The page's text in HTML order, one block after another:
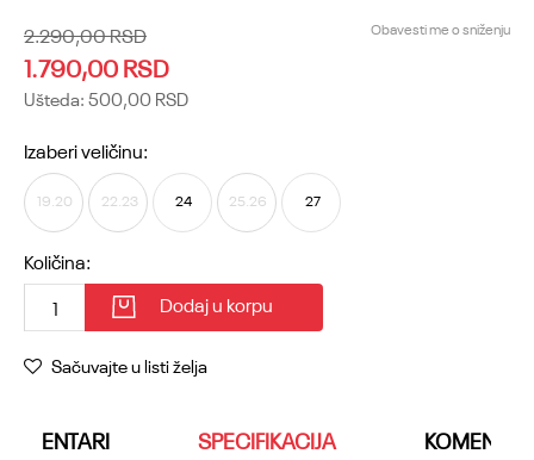
2.290,00RSD
1.790,00RSD
Ušteda: 500,00 RSD
Obavesti me o sniženju
Izaberi veličinu:
19.20 22.23 24 25.26 27
Količina:
Dodaj u korpu
Sačuvajte u listi želja
SPECIFIKACIJA